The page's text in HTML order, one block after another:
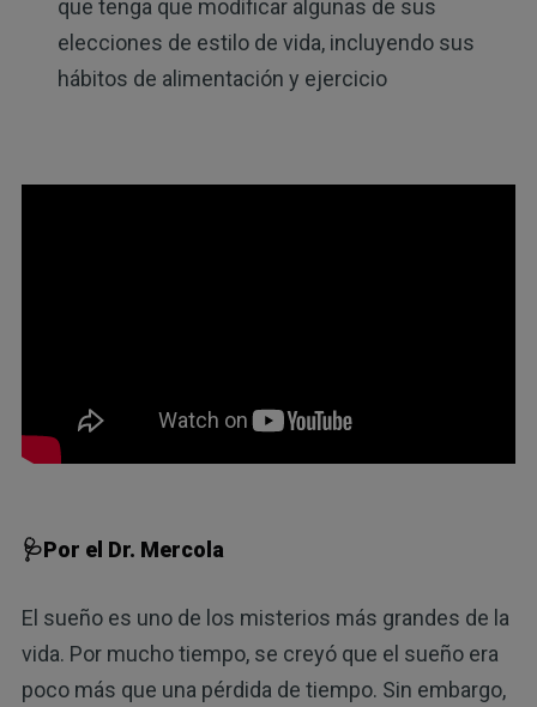
que tenga que modificar algunas de sus
elecciones de estilo de vida, incluyendo sus
hábitos de alimentación y ejercicio
🩺Por el Dr. Mercola
El sueño es uno de los misterios más grandes de la
vida. Por mucho tiempo, se creyó que el sueño era
poco más que una pérdida de tiempo. Sin embargo,